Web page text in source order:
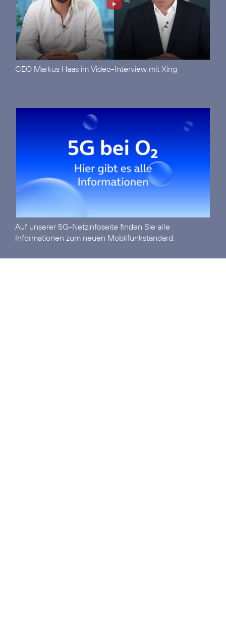
CEO Markus Haas im Video-Interview mit Xing
Auf unserer 5G-Netzinfoseite finden Sie alle
Informationen zum neuen Mobilfunkstandard.